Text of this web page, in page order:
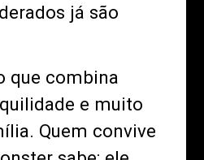
já são
que combina
e muito
Quem convive